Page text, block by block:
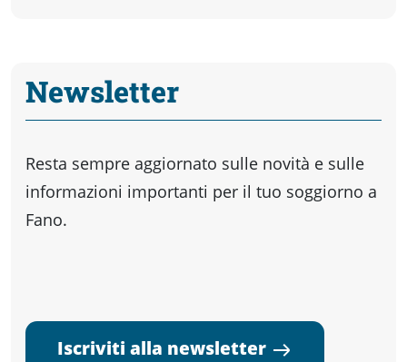
Newsletter
Resta sempre aggiornato sulle novità e sulle
informazioni importanti per il tuo soggiorno a
Fano.
Iscriviti alla newsletter